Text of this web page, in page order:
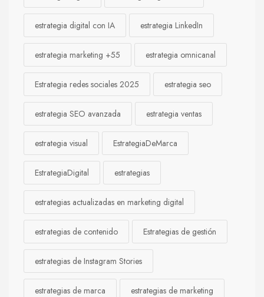
estrategia digital con IA estrategia LinkedIn
estrategia marketing +55 estrategia omnicanal
Estrategia redes sociales 2025 estrategia seo
estrategia SEO avanzada estrategia ventas
estrategia visual EstrategiaDeMarca
EstrategiaDigital estrategias
estrategias actualizadas en marketing digital
estrategias de contenido Estrategias de gestión
estrategias de Instagram Stories
estrategias de marca estrategias de marketing